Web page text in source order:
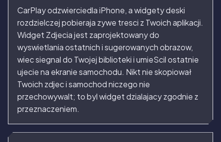
CarPlay odzwierciedla iPhone, a widgety deski
rozdzielczej pobieraja zywe tresci z Twoich aplikacji.
Widget Zdjecia jest zaprojektowany do
wyswietlania ostatnich i sugerowanych obrazow,
wiec siegnal do Twojej biblioteki i umieScil ostatnie
ujecie na ekranie samochodu. Nikt nie skopiował
Twoich zdjec i samochod niczego nie
przechowywalt; to byl widget dzialajacy zgodnie z
przeznaczeniem.